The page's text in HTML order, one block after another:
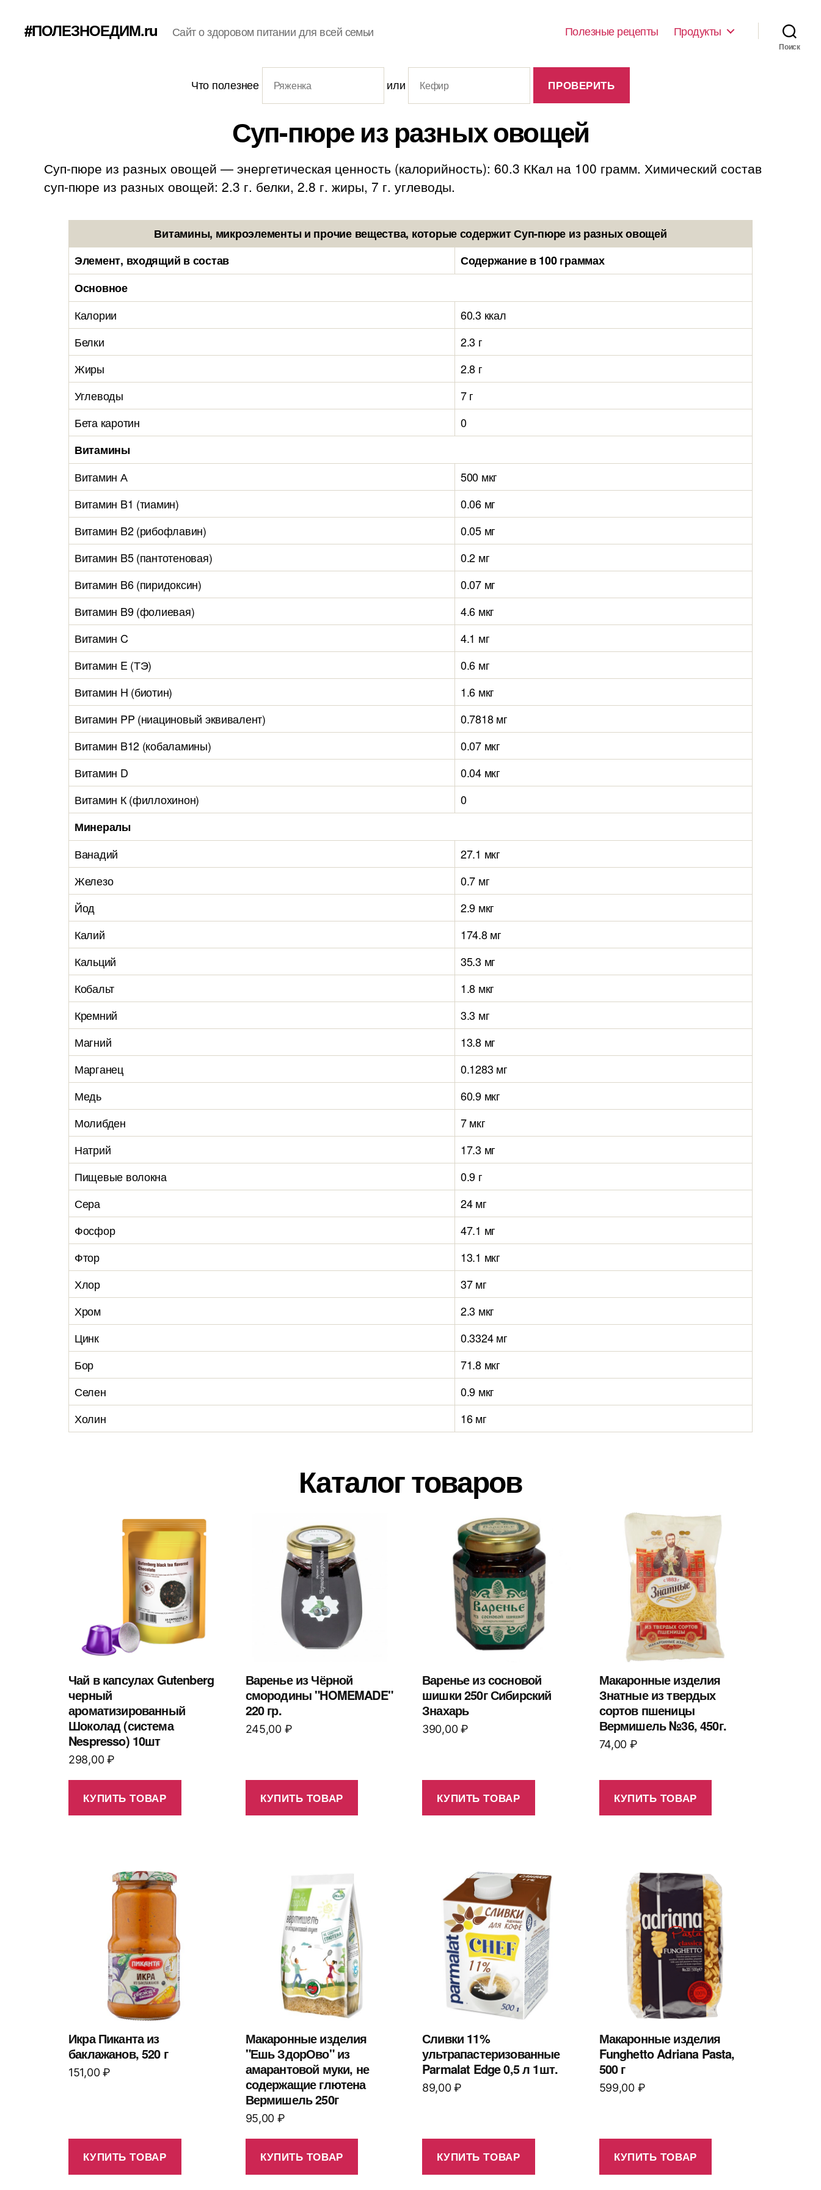
#ПОЛЕЗНОЕДИМ.ru Сайт о здоровом питании для всей семьи Полезные рецепты Продукты
Поиск
Что полезнее или
Суп-пюре из разных овощей
Суп-пюре из разных овощей — энергетическая ценность (калорийность): 60.3 ККал на 100 грамм. Химический состав
суп-пюре из разных овощей: 2.3 г. белки, 2.8 г. жиры, 7 г. углеводы.
Витамины, микроэлементы и прочие вещества, которые содержит Суп-пюре из разных овощей
Элемент, входящий в состав
Содержание в 100 граммах
Основное
Калории
60.3 ккал
Белки
2.3 г
Жиры
2.8 г
Углеводы
7 г
Бета каротин
0
Витамины
Витамин А
500 мкг
Витамин B1 (тиамин)
0.06 мг
Витамин B2 (рибофлавин)
0.05 мг
Витамин B5 (пантотеновая)
0.2 мг
Витамин B6 (пиридоксин)
0.07 мг
Витамин B9 (фолиевая)
4.6 мкг
Витамин C
4.1 мг
Витамин E (ТЭ)
0.6 мг
Витамин H (биотин)
1.6 мкг
Витамин PP (ниациновый эквивалент)
0.7818 мг
Витамин B12 (кобаламины)
0.07 мкг
Витамин D
0.04 мкг
Витамин К (филлохинон)
0
Минералы
Ванадий
27.1 мкг
Железо
0.7 мг
Йод
2.9 мкг
Калий
174.8 мг
Кальций
35.3 мг
Кобальт
1.8 мкг
Кремний
3.3 мг
Магний
13.8 мг
Марганец
0.1283 мг
Медь
60.9 мкг
Молибден
7 мкг
Натрий
17.3 мг
Пищевые волокна
0.9 г
Сера
24 мг
Фосфор
47.1 мг
Фтор
13.1 мкг
Хлор
37 мг
Хром
2.3 мкг
Цинк
0.3324 мг
Бор
71.8 мкг
Селен
0.9 мкг
Холин
16 мг
Каталог товаров
Чай в капсулах Gutenberg
черный
ароматизированный
Шоколад (система
Nespresso) 10шт
298,00₽
КУПИТЬ ТОВАР
Варенье из Чёрной
смородины "HOMEMADE"
220 гр.
245,00 ₽
КУПИТЬ ТОВАР
Варенье из сосновой
шишки 250г Сибирский
Знахарь
390,00₽
КУПИТЬ ТОВАР
Макаронные изделия
Знатные из твердых
сортов пшеницы
Вермишель №36, 450г.
74,00 ₽
КУПИТЬ ТОВАР
Икра Пиканта из
баклажанов, 520 г
151,00₽
КУПИТЬ ТОВАР
Макаронные изделия
"Ешь ЗдорОво" из
амарантовой муки, не
содержащие глютена
Вермишель 250г
95,00 ₽
КУПИТЬ ТОВАР
Сливки 11%
ультрапастеризованные
Parmalat Edge 0,5 л 1шт.
89,00₽
КУПИТЬ ТОВАР
Макаронные изделия
Funghetto Adriana Pasta,
500 г
599,00 ₽
КУПИТЬ ТОВАР